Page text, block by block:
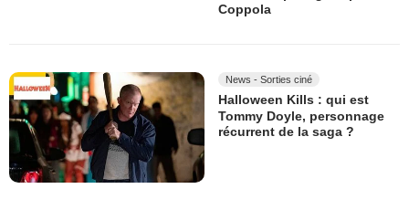
Coppola
News - Sorties ciné
Halloween Kills : qui est
Tommy Doyle, personnage
récurrent de la saga ?